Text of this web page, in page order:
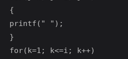
{
printf(" ");
}
for(k=1; k<=i; k++)